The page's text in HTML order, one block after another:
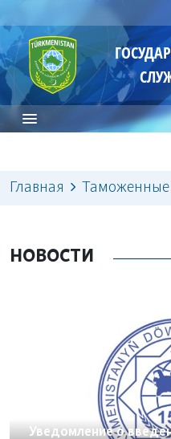
Главная
НОВОСТИ
Уведомление о